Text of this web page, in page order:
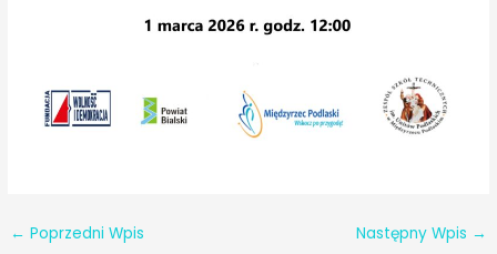
← Poprzedni Wpis Następny Wpis →